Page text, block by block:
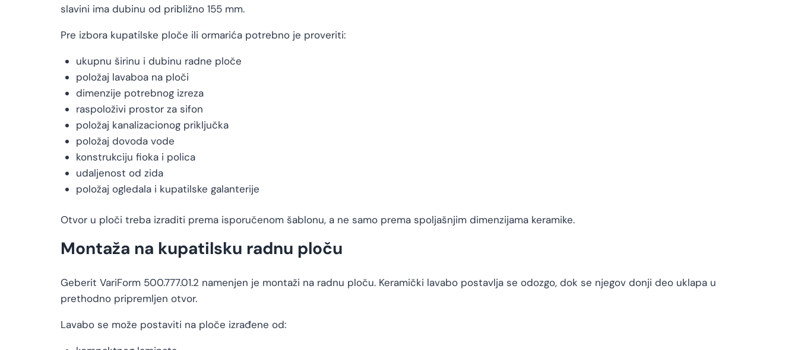
slavini ima dubinu od približno 155 mm.
Pre izbora kupatilske ploče ili ormarića potrebno je proveriti:
ukupnu širinu i dubinu radne ploče
položaj lavaboa na ploči
dimenzije potrebnog izreza
raspoloživi prostor za sifon
položaj kanalizacionog priključka
položaj dovoda vode
konstrukciju fioka i polica
udaljenost od zida
položaj ogledala i kupatilske galanterije
Otvor u ploči treba izraditi prema isporučenom šablonu, a ne samo prema spoljašnjim dimenzijama keramike.
Montaža na kupatilsku radnu ploču
Geberit VariForm 500.777.01.2 namenjen je montaži na radnu ploču. Keramički lavabo postavlja se odozgo, dok se njegov donji deo uklapa u
prethodno pripremljen otvor.
Lavabo se može postaviti na ploče izrađene od: